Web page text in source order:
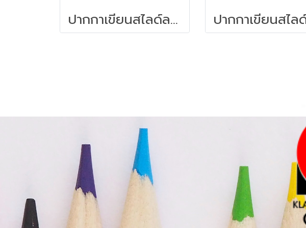
ปากกาเขียนสไลด์ลบไม่ได้ STAEDTLER (F) 319 F-9 สีดำ